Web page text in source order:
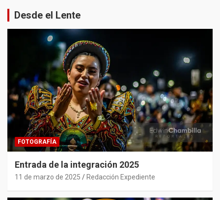
Desde el Lente
FOTOGRAFÍA
Entrada de la integración 2025
11 de marzo de 2025 Redacción Expediente